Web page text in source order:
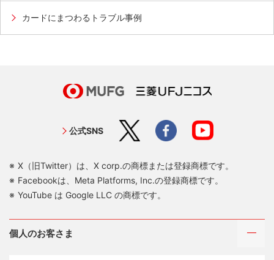
カードにまつわるトラブル事例
公式SNS
X（旧Twitter）は、X corp.の商標または登録商標です。
Facebookは、Meta Platforms, Inc.の登録商標です。
YouTube は Google LLC の商標です。
個人のお客さま